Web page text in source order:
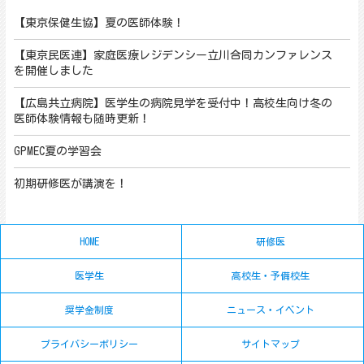
【東京保健生協】夏の医師体験！
【東京民医連】家庭医療レジデンシー立川合同カンファレンス
を開催しました
【広島共立病院】医学生の病院見学を受付中！高校生向け冬の
医師体験情報も随時更新！
GPMEC夏の学習会
初期研修医が講演を！
HOME 研修医
医学生 高校生・予備校生
奨学金制度 ニュース・イベント
プライバシーポリシー サイトマップ